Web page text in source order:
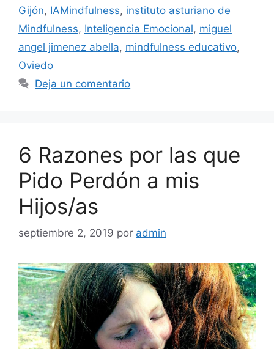
Gijón, IAMindfulness, instituto asturiano de
Mindfulness, Inteligencia Emocional, miguel
angel jimenez abella, mindfulness educativo,
Oviedo
Deja un comentario
6 Razones por las que
Pido Perdón a mis
Hijos/as
septiembre 2, 2019 por admin